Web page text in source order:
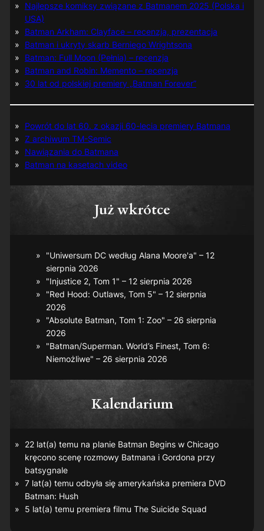
Najlepsze komiksy związane z Batmanem 2025 (Polska i
USA)
Batman Arkham: Clayface – recenzja, prezentacja
Batman i ukryty skarb Berniego Wrightsona
Batman: Full Moon (Pełnia) – recenzja
Batman and Robin: Memento – recenzja
30 lat od polskiej premiery „Batman Forever”
Powrót do lat 60. z okazji 60-lecia premiery Batmana
Z archiwum TM-Semic
Nawiązania do Batmana
Batman na kasetach video
Już wkrótce
"Uniwersum DC według Alana Moore'a" – 12
sierpnia 2026
"Injustice 2, Tom 1" – 12 sierpnia 2026
"Red Hood: Outlaws, Tom 5" – 12 sierpnia
2026
"Absolute Batman, Tom 1: Zoo" – 26 sierpnia
2026
"Batman/Superman. World’s Finest, Tom 6:
Niemożliwe" – 26 sierpnia 2026
Kalendarium
22 lat(a) temu na planie Batman Beginsw Chicago
kręcono scenę rozmowy Batmana i Gordona przy
batsygnale
7 lat(a) temu odbyła się amerykańska premiera DVD
Batman: Hush
5 lat(a) temu premiera filmu The Suicide Squad